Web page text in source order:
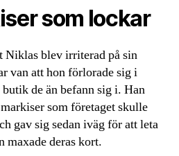
som lockar
Niklas blev irriterad på sin
van att hon förlorade sig i
de än befann sig i. Han
som företaget skulle
gav sig sedan iväg för att leta
maxade deras kort.